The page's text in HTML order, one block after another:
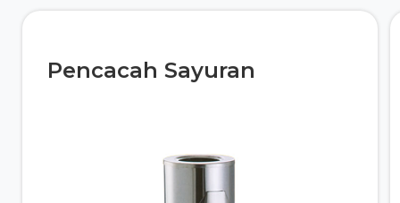
Pencacah Sayuran